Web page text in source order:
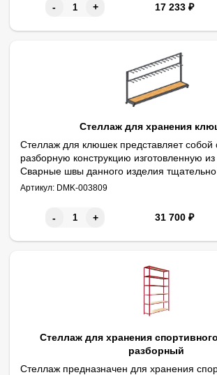
- + 17 233 ₽
Стеллаж для хранения
Стеллаж для клюшек представляет собой
разборную конструкцию изготовленную из
Сварные швы данного изделия тщательно
зачищены. Изделие окрашено методом
Параметры:
Высота - 1100 мм
Артикул: DMK-003809
- + 31 700 ₽
Стеллаж для хранения
разборный
Стеллаж предназначен для хранения